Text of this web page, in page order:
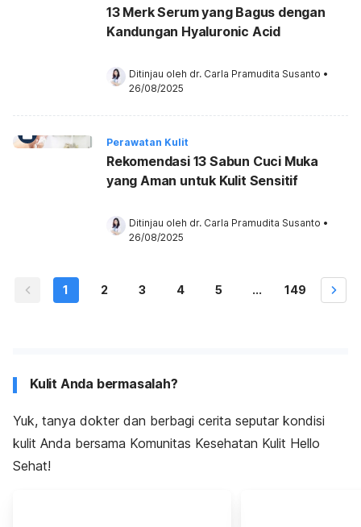
13 Merk Serum yang Bagus dengan
Kandungan Hyaluronic Acid
Ditinjau oleh dr. Carla Pramudita Susanto •
26/08/2025
Perawatan Kulit
Rekomendasi 13 Sabun Cuci Muka
yang Aman untuk Kulit Sensitif
Ditinjau oleh dr. Carla Pramudita Susanto •
26/08/2025
1 2 3 4 5 ... 149
Kulit Anda bermasalah?
Yuk, tanya dokter dan berbagi cerita seputar kondisi
kulit Anda bersama Komunitas Kesehatan Kulit Hello
Sehat!